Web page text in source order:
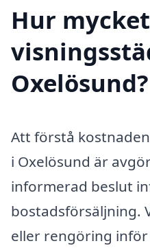
Hur
Oxelösund?
Att förstå
i Oxelösund är
informerad beslut
bostadsförsäljning.
eller rengöring